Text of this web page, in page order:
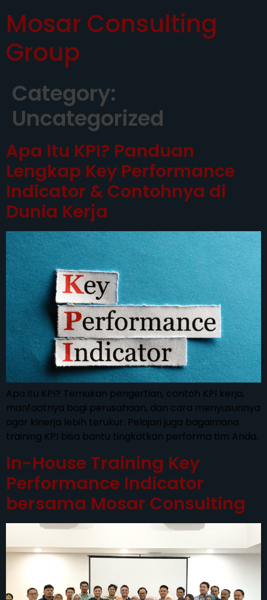
Mosar Consulting
Group
Category:
Uncategorized
Apa Itu KPI? Panduan
Lengkap Key Performance
Indicator & Contohnya di
Dunia Kerja
Apa itu KPI? Temukan pengertian, contoh KPI kerja,
manfaatnya bagi perusahaan, dan cara menyusunnya
agar kinerja lebih terukur. Pelajari juga bagaimana
training KPI bisa bantu tingkatkan performa tim Anda.
In-House Training Key
Performance Indicator
bersama Mosar Consulting